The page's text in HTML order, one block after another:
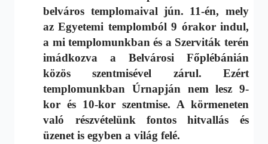
belváros templomaival jún. 11-én, mely
az Egyetemi templomból 9 órakor indul,
a mi templomunkban és a Szerviták terén
imádkozva a Belvárosi Főplébánián
közös szentmisével zárul. Ezért
templomunkban Úrnapján nem lesz 9-
kor és 10-kor szentmise. A körmeneten
való részvételünk fontos hitvallás és
üzenet is egybena világ felé.